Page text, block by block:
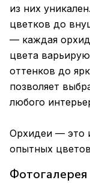
из них
цветков до
— каждая
цвета
оттенков до
позволяет
любого
Орхидеи — это
опытных
Фотогалерея